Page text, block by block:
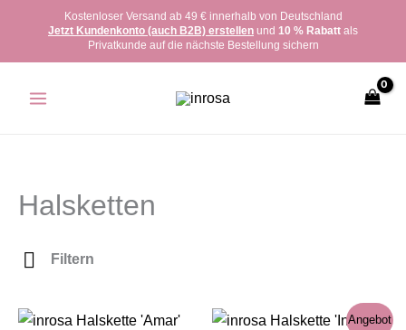
springen
Kostenloser Versand ab 49 € innerhalb von Deutschland
Jetzt Kundenkonto (auch B2B) erstellen und 10 % Rabatt als
Privatkunde auf die nächste Bestellung sichern
Halsketten
Filtern
Angebot